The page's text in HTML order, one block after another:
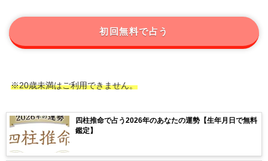
初回無料で占う
※20歳未満はご利用できません。
四柱推命で占う2026年のあなたの運勢【生年月日で無料
鑑定】